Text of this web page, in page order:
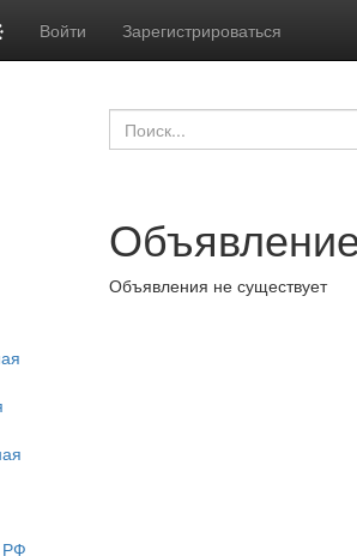
Войти Зарегистрироваться
РФ
Объявления не существует